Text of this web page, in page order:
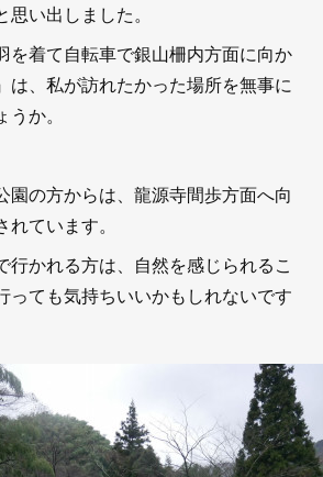
い出しました。
を着て自転車で銀山柵内方面に向か
は、私が訪れたかった場所を無事に
か。
園の方からは、龍源寺間歩方面へ向
ています。
行かれる方は、自然を感じられるこ
っても気持ちいいかもしれないです